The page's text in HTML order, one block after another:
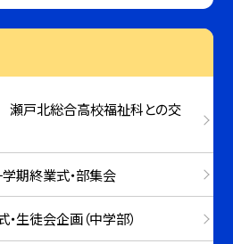
戸北総合高校福祉科との交
期終業式・部集会
生徒会企画（中学部）